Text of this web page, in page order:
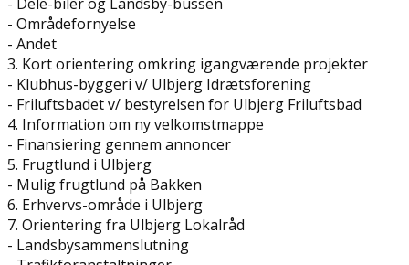
- Områdefornyelse
- Andet
3. Kort orientering omkring igangværende projekter
- Klubhus-byggeri v/ Ulbjerg Idrætsforening
- Friluftsbadet v/ bestyrelsen for Ulbjerg Friluftsbad
4. Information om ny velkomstmappe
- Finansiering gennem annoncer
5. Frugtlund i Ulbjerg
- Mulig frugtlund på Bakken
6. Erhvervs-område i Ulbjerg
7. Orientering fra Ulbjerg Lokalråd
- Landsbysammenslutning